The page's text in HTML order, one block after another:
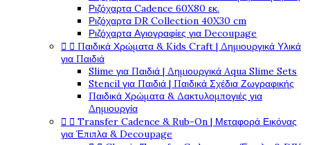
Ριζόχαρτα Cadence 60X80 εκ.
Ριζόχαρτα DR Collection 40X30 cm
Ριζόχαρτα Αγιογραφίες για Decoupage
  Παιδικά Χρώματα & Kids Craft | Δημιουργικά Υλικά
για Παιδιά
Slime για Παιδιά | Δημιουργικά Aqua Slime Sets
Stencil για Παιδιά | Παιδικά Σχέδια Ζωγραφικής
Παιδικά Χρώματα & Δακτυλομπογιές για
Δημιουργία
  Transfer Cadence & Rub-On | Μεταφορά Εικόνας
για Έπιπλα & Decoupage